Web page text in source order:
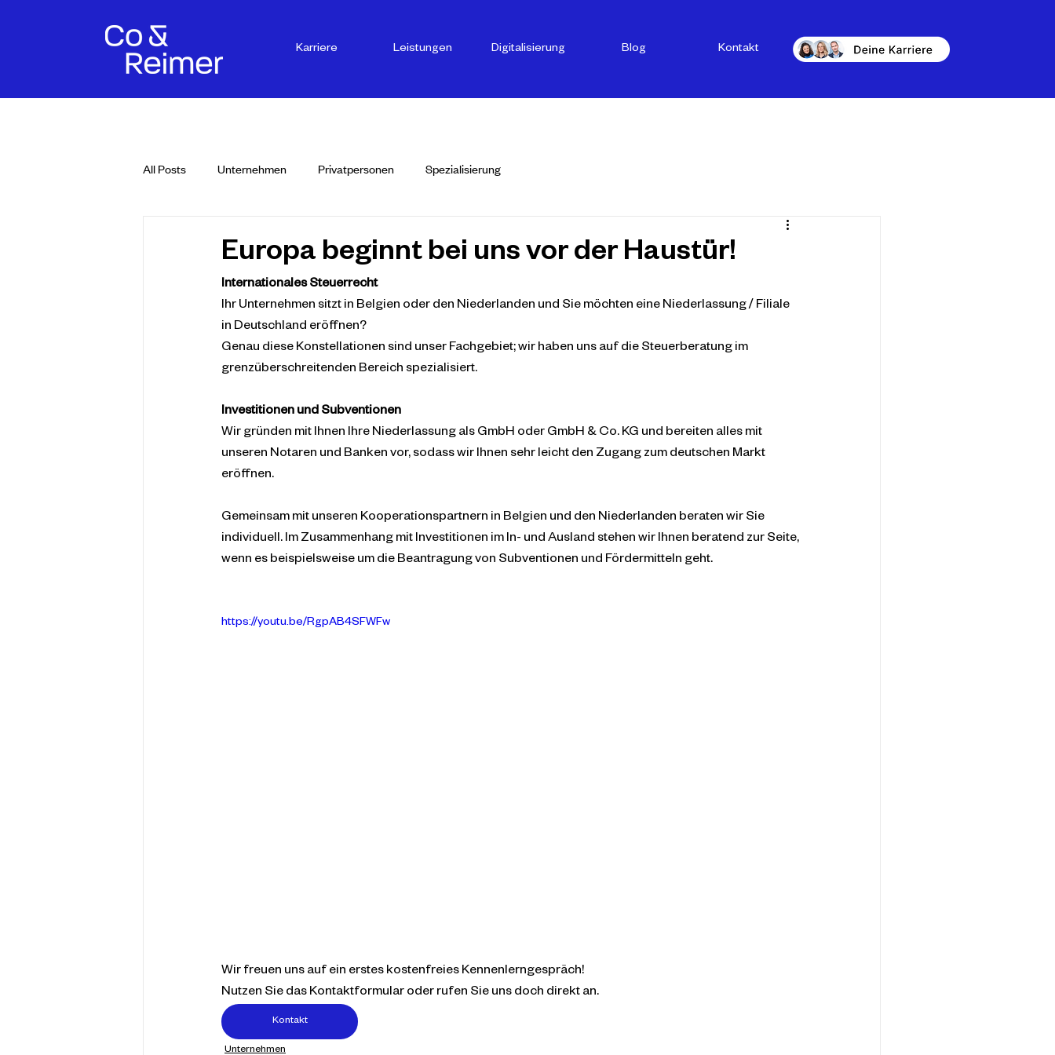
Karriere Leistungen Digitalisierung Blog Kontakt
All Posts Unternehmen Privatpersonen Spezialisierung
Europa beginnt bei uns vor der Haustür!
Internationales Steuerrecht
Ihr Unternehmen sitzt in Belgien oder den Niederlanden und Sie möchten eine Niederlassung / Filiale
in Deutschland eröffnen?
Genau diese Konstellationen sind unser Fachgebiet; wir haben uns auf die Steuerberatung im
grenzüberschreitenden Bereich spezialisiert.
Investitionen und Subventionen
Wir gründen mit Ihnen Ihre Niederlassung als GmbH oder GmbH & Co. KG und bereiten alles mit
unseren Notaren und Banken vor, sodass wir Ihnen sehr leicht den Zugang zum deutschen Markt
eröffnen.
Gemeinsam mit unseren Kooperationspartnern in Belgien und den Niederlanden beraten wir Sie
individuell. Im Zusammenhang mit Investitionen im In- und Ausland stehen wir Ihnen beratend zur Seite,
wenn es beispielsweise um die Beantragung von Subventionen und Fördermitteln geht.
https://youtu.be/RgpAB4SFWFw
Wir freuen uns auf ein erstes kostenfreies Kennenlerngespräch!
Nutzen Sie das Kontaktformular oder rufen Sie uns doch direkt an.
Kontakt
Unternehmen